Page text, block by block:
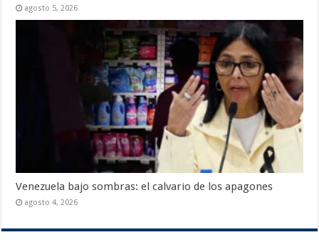
agosto 5, 2026
Venezuela bajo sombras: el calvario de los apagones
agosto 4, 2026